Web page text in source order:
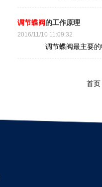
调节蝶阀的工作原理
2016/11/10 11:09:32
调节蝶阀最主要的特
首